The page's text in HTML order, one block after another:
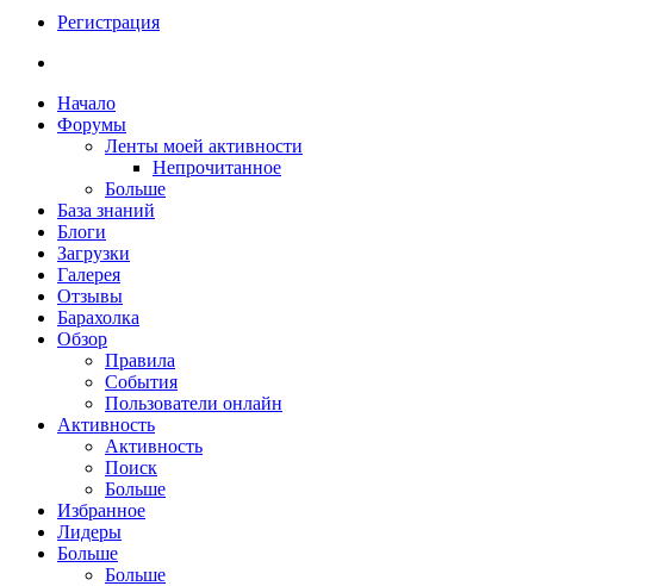
Регистрация
Начало
Форумы
Ленты моей активности
Непрочитанное
Больше
База знаний
Блоги
Загрузки
Галерея
Отзывы
Барахолка
Обзор
Правила
События
Пользователи онлайн
Активность
Активность
Поиск
Больше
Избранное
Лидеры
Больше
Больше